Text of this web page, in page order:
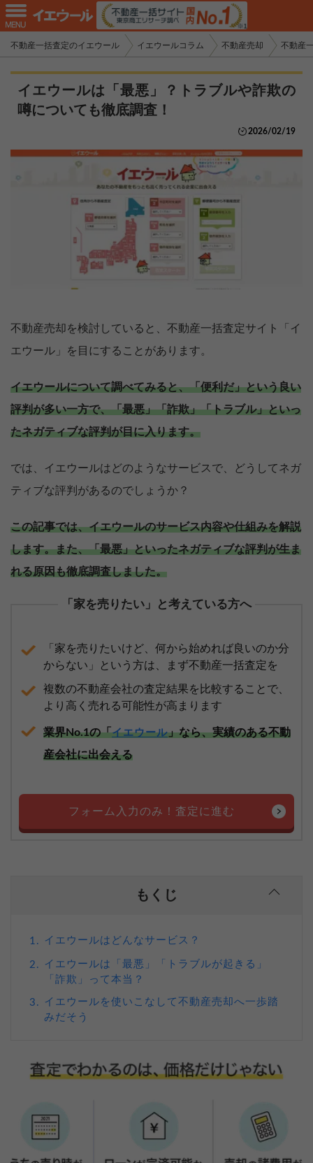
不動産一括査定のイエウール イエウールコラム 不動産売却 不動産
イエウールは「最悪」？トラブルや詐欺の
噂についても徹底調査！
2026/02/19
不動産売却を検討していると、不動産一括査定サイト「イ
エウール」を目にすることがあります。
イエウールについて調べてみると、「便利だ」という良い
評判が多い一方で、「最悪」「詐欺」「トラブル」といっ
たネガティブな評判が目に入ります。
では、イエウールはどのようなサービスで、どうしてネガ
ティブな評判があるのでしょうか？
この記事では、イエウールのサービス内容や仕組みを解説
します。また、「最悪」といったネガティブな評判が生ま
れる原因も徹底調査しました。
「家を売りたい」と考えている方へ
「家を売りたいけど、何から始めれば良いのか分
からない」という方は、まず不動産一括査定を
複数の不動産会社の査定結果を比較することで、
より高く売れる可能性が高まります
業界No.1の「イエウール」なら、実績のある不動
産会社に出会える
フォーム入力のみ！査定に進む
もくじ
1. イエウールはどんなサービス？
2.
イエウールは「最悪」「トラブルが起きる」
「詐欺」って本当？
3.
イエウールを使いこなして不動産売却へ一歩踏
みだそう